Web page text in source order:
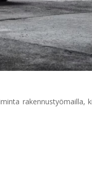
rakennustyömailla,